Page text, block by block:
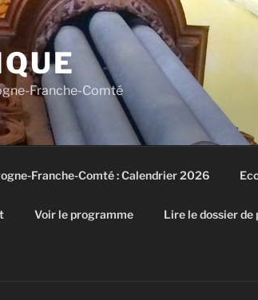
Franche-Comté
Franche-Comté : Calendrier 2026
Voir le programme Lire le dossier de